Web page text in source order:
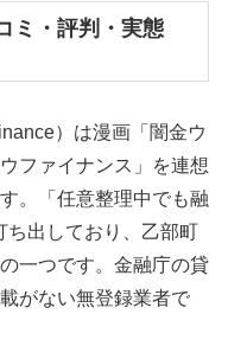
ミ・評判・実態
）は漫画「闇金ウ
ファイナンス」を連想
。「任意整理中でも融
ち出しており、乙部町
一つです。金融庁の貸
がない無登録業者で